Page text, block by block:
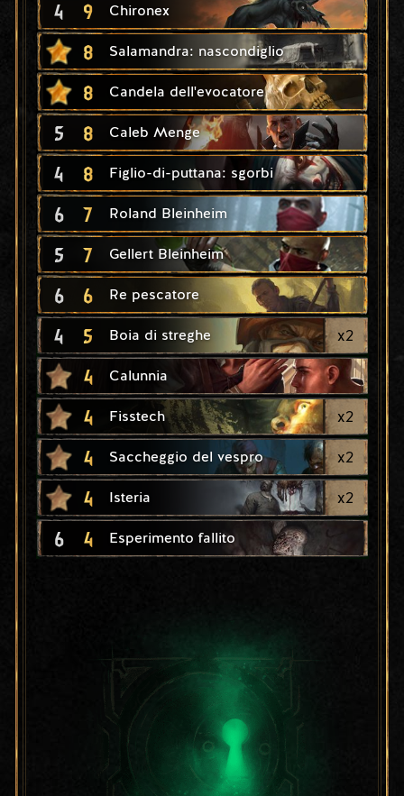
4 9 Chironex
8 Salamandra: nascondiglio
8 Candela dell'evocatore
5 8 Caleb Menge
4 8 Figlio-di-puttana: sgorbi
6 7 Roland Bleinheim
5 7 Gellert Bleinheim
6 6 Re pescatore
4 5 Boia di streghe x2
4 Calunnia
4 Fisstech x2
4 Saccheggio del vespro x2
4 Isteria x2
6 4 Esperimento fallito